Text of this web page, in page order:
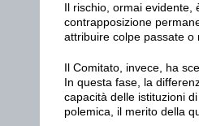
Il rischio, ormai evidente,
contrapposizione
attribuire colpe passate o
Il Comitato, invece, ha
In questa fase, la
capacità delle istituzioni
polemica, il merito della